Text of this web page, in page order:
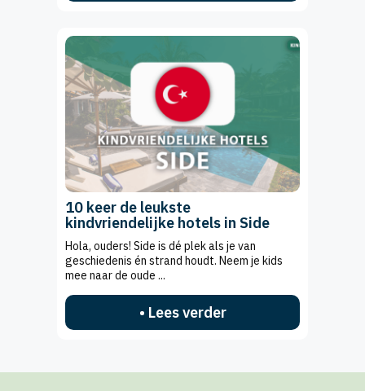
10 keer de leukste
kindvriendelijke hotels in Side
Hola, ouders! Side is dé plek als je van
geschiedenis én strand houdt. Neem je kids
mee naar de oude ...
• Lees verder